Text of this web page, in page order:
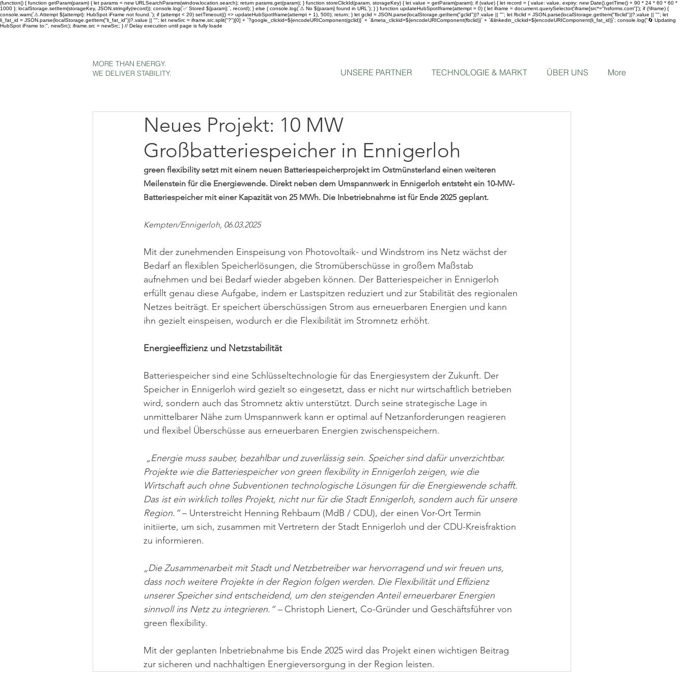
(function() { function getParam(param) { let params = new URLSearchParams(window.location.search); return params.get(param); } function storeClickId(param, storageKey) { let value = getParam(param); if (value) { let record = { value: value, expiry: new Date().getTime() + 90 * 24 * 60 * 60 *
1000 }; localStorage.setItem(storageKey, JSON.stringify(record)); console.log(`✅ Stored ${param}:`, record); } else { console.log(`⚠ No ${param} found in URL`); } } function updateHubSpotIframe(attempt = 0) { let iframe = document.querySelector('iframe[src*="hsforms.com"]'); if (!iframe) {
console.warn(`⚠ Attempt ${attempt}: HubSpot iFrame not found.`); if (attempt < 20) setTimeout(() => updateHubSpotIframe(attempt + 1), 500); return; } let gclid = JSON.parse(localStorage.getItem("gclid"))?.value || ""; let fbclid = JSON.parse(localStorage.getItem("fbclid"))?.value || ""; let
li_fat_id = JSON.parse(localStorage.getItem("li_fat_id"))?.value || ""; let newSrc = iframe.src.split("?")[0] + `?google_clickid=${encodeURIComponent(gclid)}` + `&meta_clickid=${encodeURIComponent(fbclid)}` + `&linkedin_clickid=${encodeURIComponent(li_fat_id)}`; console.log("🔄 Updating
HubSpot iFrame to:", newSrc); iframe.src = newSrc; } // Delay execution until page is fully loade
MORE THAN ENERGY.
WE DELIVER STABILITY.
UNSERE PARTNER TECHNOLOGIE & MARKT ÜBER UNS More
Neues Projekt: 10 MW
Großbatteriespeicher in Ennigerloh
green flexibility setzt mit einem neuen Batteriespeicherprojekt im Ostmünsterland einen weiteren
Meilenstein für die Energiewende. Direkt neben dem Umspannwerk in Ennigerloh entsteht ein 10-MW-
Batteriespeicher mit einer Kapazität von 25 MWh. Die Inbetriebnahme ist für Ende 2025 geplant.
Kempten/Ennigerloh, 06.03.2025
Mit der zunehmenden Einspeisung von Photovoltaik- und Windstrom ins Netz wächst der
Bedarf an flexiblen Speicherlösungen, die Stromüberschüsse in großem Maßstab
aufnehmen und bei Bedarf wieder abgeben können. Der Batteriespeicher in Ennigerloh
erfüllt genau diese Aufgabe, indem er Lastspitzen reduziert und zur Stabilität des regionalen
Netzes beiträgt. Er speichert überschüssigen Strom aus erneuerbaren Energien und kann
ihn gezielt einspeisen, wodurch er die Flexibilität im Stromnetz erhöht.
Energieeffizienz und Netzstabilität
Batteriespeicher sind eine Schlüsseltechnologie für das Energiesystem der Zukunft. Der
Speicher in Ennigerloh wird gezielt so eingesetzt, dass er nicht nur wirtschaftlich betrieben
wird, sondern auch das Stromnetz aktiv unterstützt. Durch seine strategische Lage in
unmittelbarer Nähe zum Umspannwerk kann er optimal auf Netzanforderungen reagieren
und flexibel Überschüsse aus erneuerbaren Energien zwischenspeichern.
„Energie muss sauber, bezahlbar und zuverlässig sein. Speicher sind dafür unverzichtbar.
Projekte wie die Batteriespeicher von green flexibility in Ennigerloh zeigen, wie die
Wirtschaft auch ohne Subventionen technologische Lösungen für die Energiewende schafft.
Das ist ein wirklich tolles Projekt, nicht nur für die Stadt Ennigerloh, sondern auch für unsere
Region.“ – Unterstreicht Henning Rehbaum (MdB / CDU), der einen Vor-Ort Termin
initiierte, um sich, zusammen mit Vertretern der Stadt Ennigerloh und der CDU-Kreisfraktion
zu informieren.
„Die Zusammenarbeit mit Stadt und Netzbetreiber war hervorragend und wir freuen uns,
dass noch weitere Projekte in der Region folgen werden. Die Flexibilität und Effizienz
unserer Speicher sind entscheidend, um den steigenden Anteil erneuerbarer Energien
sinnvoll ins Netz zu integrieren.“ – Christoph Lienert, Co-Gründer und Geschäftsführer von
green flexibility.
Mit der geplanten Inbetriebnahme bis Ende 2025 wird das Projekt einen wichtigen Beitrag
zur sicheren und nachhaltigen Energieversorgung in der Region leisten.